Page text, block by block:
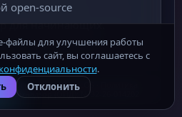
open-source
для начинающих.
70+ эффектов, 3D-
программы для macOS ·
(ОПД): № 32-26-014202
файлы для улучшения работы
сайт, вы соглашаетесь с
.
Отклонить